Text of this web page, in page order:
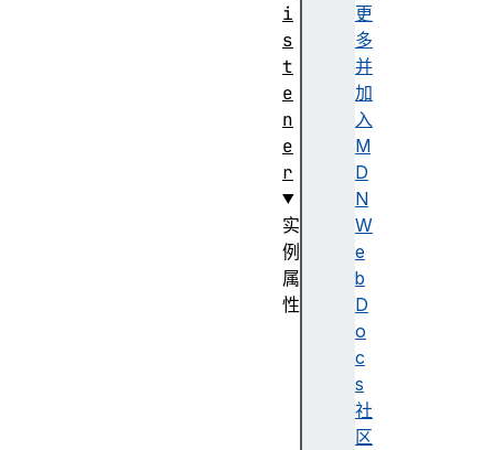
更
多
并
加
入
M
D
N
W
e
b
D
o
c
s
社
区
i
s
t
e
n
e
r
实
例
属
性